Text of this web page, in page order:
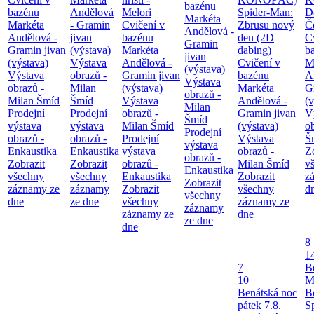
bazénu
Markéta
Andělová -
Gramin jivan
(výstava)
Výstava
obrazů -
Milan Šmíd
Prodejní
výstava
obrazů -
Enkaustika
Zobrazit
všechny
záznamy ze
dne
Andělová
- Gramin
jivan
(výstava)
Výstava
obrazů -
Milan
Šmíd
Prodejní
výstava
obrazů -
Enkaustika
Zobrazit
všechny
záznamy
ze dne
Melori
Cvičení v
bazénu
Markéta
Andělová -
Gramin jivan
(výstava)
Výstava
obrazů -
Milan Šmíd
Prodejní
výstava
obrazů -
Enkaustika
Zobrazit
všechny
záznamy ze
dne
bazénu
Markéta
Andělová -
Gramin
jivan
(výstava)
Výstava
obrazů -
Milan
Šmíd
Prodejní
výstava
obrazů -
Enkaustika
Zobrazit
všechny
záznamy
ze dne
Spider-Man:
Zbrusu nový
den (2D
dabing)
Cvičení v
bazénu
Markéta
Andělová -
Gramin jivan
(výstava)
Výstava
obrazů -
Milan Šmíd
Zobrazit
všechny
záznamy ze
dne
7
10
Benátská noc
pátek 7.8.
8